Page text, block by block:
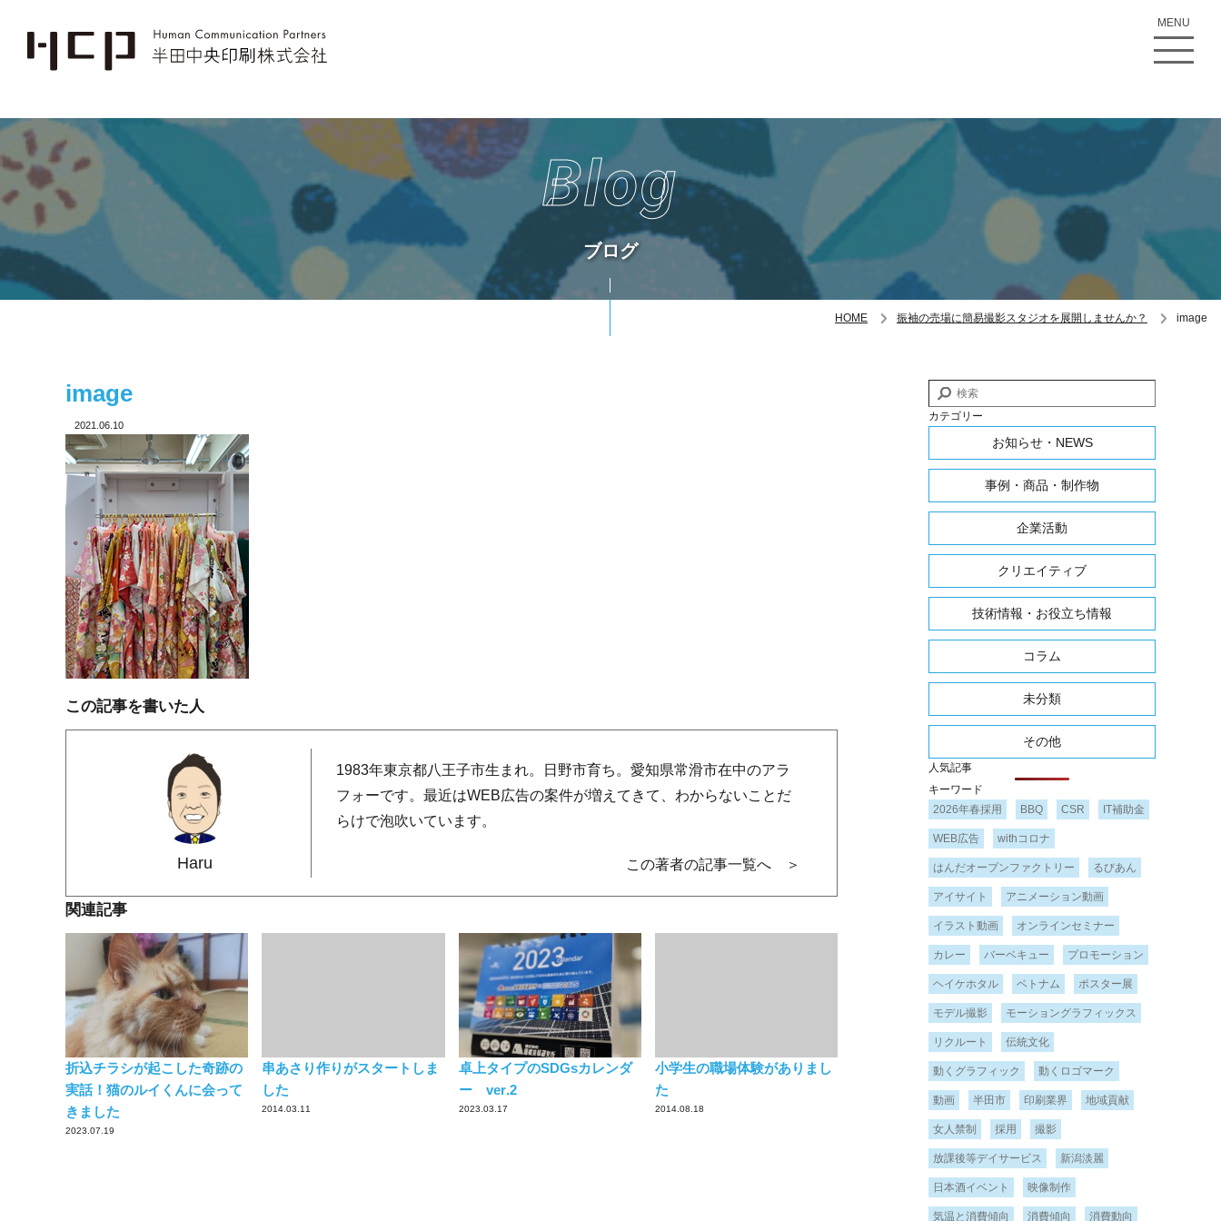
MENU
Blog
ブログ
HOME 振袖の売場に簡易撮影スタジオを展開しませんか？ image
image
2021.06.10
この記事を書いた人
Haru
1983年東京都八王子市生まれ。日野市育ち。愛知県常滑市在中のアラ
フォーです。最近はWEB広告の案件が増えてきて、わからないことだ
らけで泡吹いています。
この著者の記事一覧へ ＞
関連記事
折込チラシが起こした奇跡の
実話！猫のルイくんに会って
きました
2023.07.19
串あさり作りがスタートしま
した
2014.03.11
卓上タイプのSDGsカレンダ
ー ver.2
2023.03.17
小学生の職場体験がありまし
た
2014.08.18
カテゴリー
お知らせ・NEWS
事例・商品・制作物
企業活動
クリエイティブ
技術情報・お役立ち情報
コラム
未分類
その他
人気記事
キーワード
2026年春採用
BBQ CSR IT補助金
WEB広告 withコロナ
はんだオープンファクトリー るびあん
アイサイト アニメーション動画
イラスト動画 オンラインセミナー
カレー バーベキュー プロモーション
ヘイケホタル ベトナム ポスター展
モデル撮影 モーショングラフィックス
リクルート 伝統文化
動くグラフィック 動くロゴマーク
動画 半田市 印刷業界 地域貢献
女人禁制 採用 撮影
放課後等デイサービス 新潟淡麗
日本酒イベント 映像制作
気温と消費傾向 消費傾向 消費動向